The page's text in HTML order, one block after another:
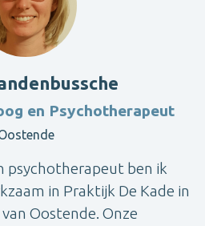
en Psychotherapeut
psychotherapeut ben ik
in Praktijk De Kade in
Oostende. Onze